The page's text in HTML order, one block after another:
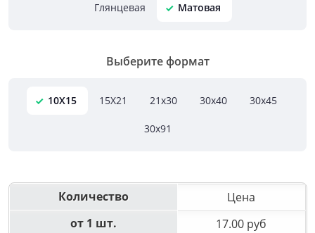
Глянцевая Матовая
Выберите формат
10X15 15X21 21х30 30х40 30х45
30х91
Количество
Цена
от 1 шт.
17.00 руб